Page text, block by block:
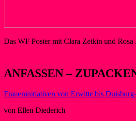
Das WF Poster mit Clara Zetkin und Rosa
ANFASSEN –
Fraueninitiativen von Erwitte bis
von Ellen Diederich